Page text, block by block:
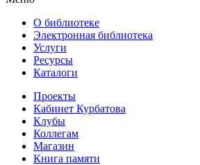
О библиотеке
Электронная библиотека
Услуги
Ресурсы
Каталоги
Проекты
Кабинет Курбатова
Клубы
Коллегам
Магазин
Книга памяти